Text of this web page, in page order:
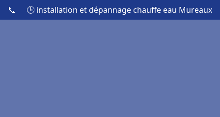
📞 🕒 installation et dépannage chauffe eau Mureaux